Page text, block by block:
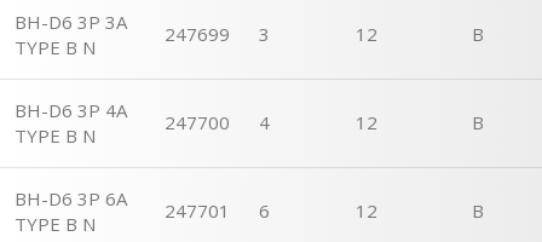
BH-D6 3P 3A
TYPE B N
247699 3 12 B
BH-D6 3P 4A
TYPE B N
247700 4 12 B
BH-D6 3P 6A
TYPE B N
247701 6 12 B